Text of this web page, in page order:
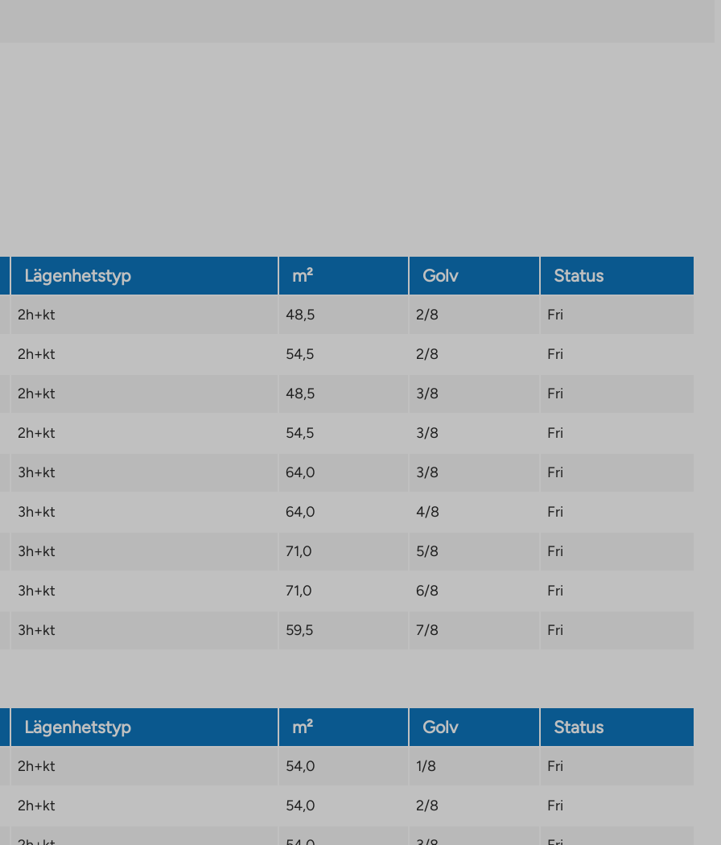
den 24-
m). Åbo
ligger cirka 1,3
cirka 600 meter
i området, till
gym och en
Riihipello Park,
bara cirka 2
möjliggör smidig
busshållplats ligger
och
höjningar
efter att
de nya
Lägenhetstyp m² Golv Status
2h+kt 48,5 2/8 Fri
2h+kt 54,5 2/8 Fri
2h+kt 48,5 3/8 Fri
2h+kt 54,5 3/8 Fri
3h+kt 64,0 3/8 Fri
3h+kt 64,0 4/8 Fri
3h+kt 71,0 5/8 Fri
3h+kt 71,0 6/8 Fri
3h+kt 59,5 7/8 Fri
Lägenhetstyp m² Golv Status
2h+kt 54,0 1/8 Fri
2h+kt 54,0 2/8 Fri